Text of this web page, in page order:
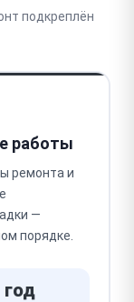
подкреплён
работы
ремонта и
—
порядке.
год